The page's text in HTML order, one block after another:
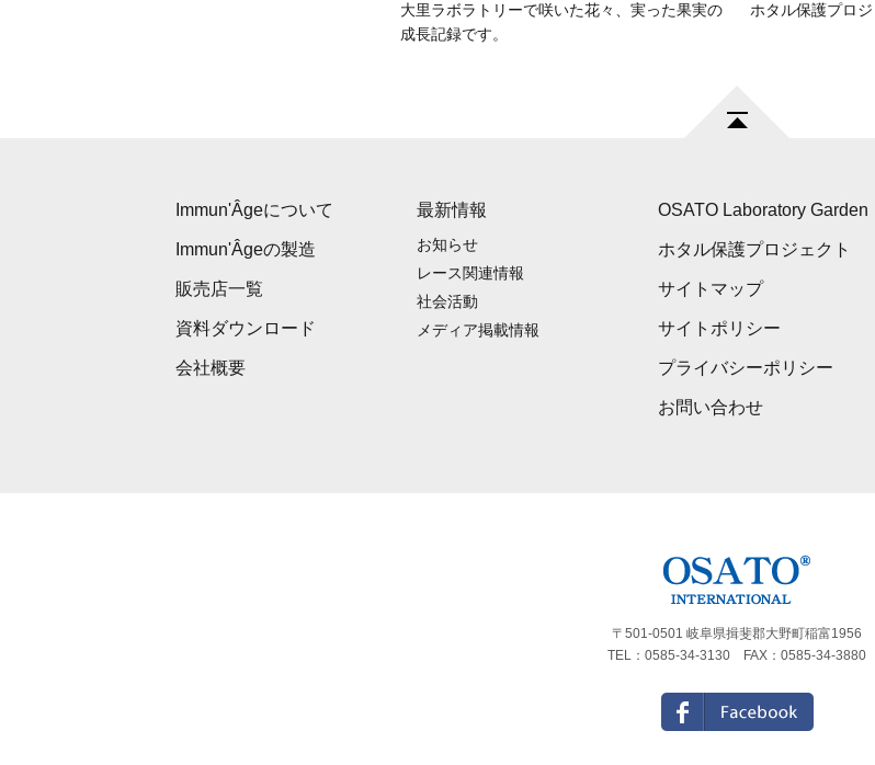
大里ラボラトリーで咲いた花々、実った果実の
成長記録です。
ホタル保護プロジ
Immun'Âgeについて
Immun'Âgeの製造
販売店一覧
資料ダウンロード
会社概要
最新情報
お知らせ
レース関連情報
社会活動
メディア掲載情報
OSATO Laboratory Garden
ホタル保護プロジェクト
サイトマップ
サイトポリシー
プライバシーポリシー
お問い合わせ
〒501-0501 岐阜県揖斐郡大野町稲富1956
TEL： 0585-34-3130 FAX：0585-34-3880